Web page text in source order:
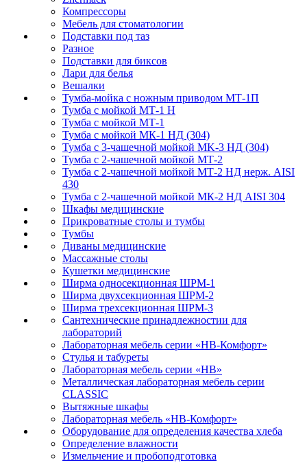
Компрессоры
Мебель для стоматологии
Подставки под таз
Разное
Подставки для биксов
Лари для белья
Вешалки
Тумба-мойка с ножным приводом МТ-1П
Тумба с мойкой МТ-1 Н
Тумба с мойкой МТ-1
Тумба с мойкой МК-1 НД (304)
Тумба с 3-чашечной мойкой МK-3 НД (304)
Тумба с 2-чашечной мойкой МТ-2
Тумба с 2-чашечной мойкой МТ-2 НД нерж. AISI
430
Тумба с 2-чашечной мойкой МК-2 НД AISI 304
Шкафы медицинские
Прикроватные столы и тумбы
Тумбы
Диваны медицинские
Массажные столы
Кушетки медицинские
Ширма односекционная ШРМ-1
Ширма двухсекционная ШРМ-2
Ширма трехсекционная ШРМ-3
Сантехнические принадлежностии для
лабораторий
Лабораторная мебель серии «НВ-Комфорт»
Стулья и табуреты
Лабораторная мебель серии «НВ»
Металлическая лабораторная мебель серии
CLASSIC
Вытяжные шкафы
Лабораторная мебель «НВ-Комфорт»
Оборудование для определения качества хлеба
Определение влажности
Измельчение и пробоподготовка